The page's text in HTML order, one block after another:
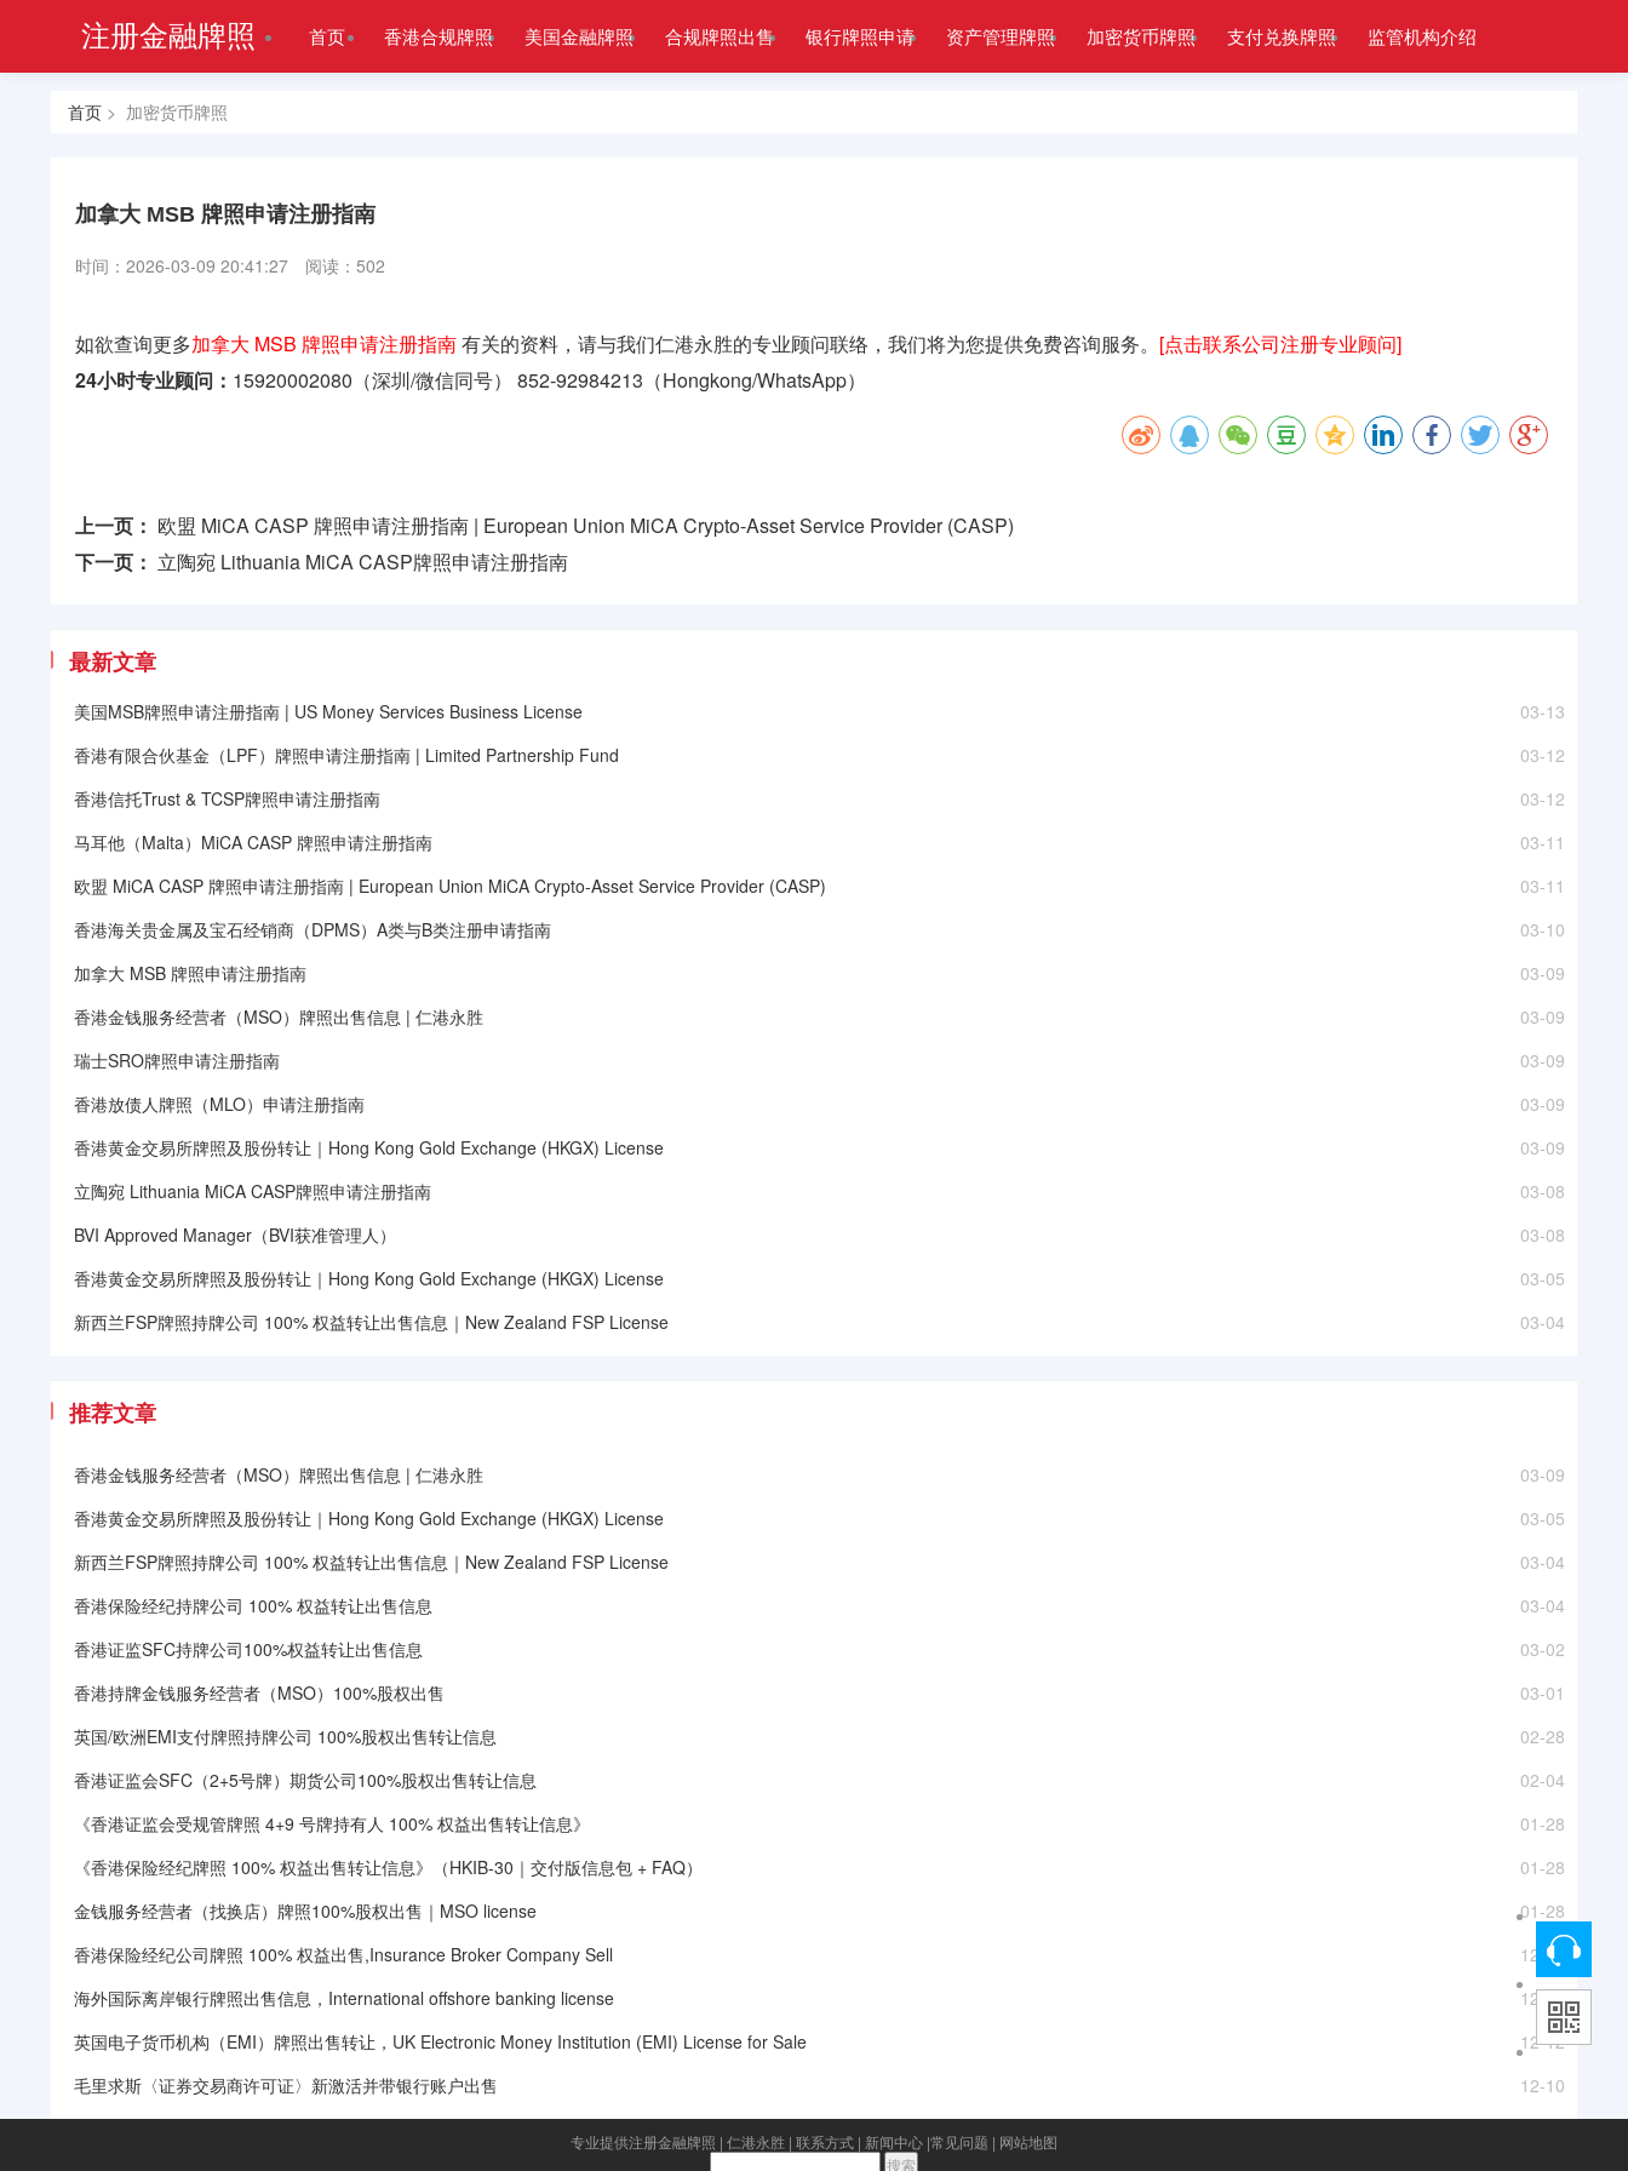
注册金融牌照 首页 香港合规牌照 美国金融牌照 合规牌照出售 银行牌照申请 资产管理牌照 加密货币牌照 支付兑换牌照 监管机构介绍
首页 > 加密货币牌照
加拿大 MSB 牌照申请注册指南
时间：2026-03-09 20:41:27 阅读：502
如欲查询更多加拿大 MSB 牌照申请注册指南有关的资料，请与我们仁港永胜的专业顾问联络，我们将为您提供免费咨询服务。 [点击联系公司注册专业顾问]
24小时专业顾问： 15920002080（深圳/微信同号） 852-92984213（Hongkong/WhatsApp）
上一页： 欧盟 MiCA CASP 牌照申请注册指南 | European Union MiCA Crypto-Asset Service Provider (CASP)
下一页： 立陶宛 Lithuania MiCA CASP牌照申请注册指南
最新文章
03-13
美国MSB牌照申请注册指南 | US Money Services Business License
03-12
香港有限合伙基金（LPF）牌照申请注册指南 | Limited Partnership Fund
03-12
香港信托Trust & TCSP牌照申请注册指南
03-11
马耳他（Malta）MiCA CASP 牌照申请注册指南
03-11
欧盟 MiCA CASP 牌照申请注册指南 | European Union MiCA Crypto-Asset Service Provider (CASP)
03-10
香港海关贵金属及宝石经销商（DPMS）A类与B类注册申请指南
03-09
加拿大 MSB 牌照申请注册指南
03-09
香港金钱服务经营者（MSO）牌照出售信息 | 仁港永胜
03-09
瑞士SRO牌照申请注册指南
03-09
香港放债人牌照（MLO）申请注册指南
03-09
香港黄金交易所牌照及股份转让｜Hong Kong Gold Exchange (HKGX) License
03-08
立陶宛 Lithuania MiCA CASP牌照申请注册指南
03-08
BVI Approved Manager（BVI获准管理人）
03-05
香港黄金交易所牌照及股份转让｜Hong Kong Gold Exchange (HKGX) License
03-04
新西兰FSP牌照持牌公司 100% 权益转让出售信息｜New Zealand FSP License
推荐文章
03-09
香港金钱服务经营者（MSO）牌照出售信息 | 仁港永胜
03-05
香港黄金交易所牌照及股份转让｜Hong Kong Gold Exchange (HKGX) License
03-04
新西兰FSP牌照持牌公司 100% 权益转让出售信息｜New Zealand FSP License
03-04
香港保险经纪持牌公司 100% 权益转让出售信息
03-02
香港证监SFC持牌公司100%权益转让出售信息
03-01
香港持牌金钱服务经营者（MSO）100%股权出售
02-28
英国/欧洲EMI支付牌照持牌公司 100%股权出售转让信息
02-04
香港证监会SFC（2+5号牌）期货公司100%股权出售转让信息
01-28
《香港证监会受规管牌照 4+9 号牌持有人 100% 权益出售转让信息》
01-28
《香港保险经纪牌照 100% 权益出售转让信息》（HKIB-30｜交付版信息包 + FAQ）
01-28
金钱服务经营者（找换店）牌照100%股权出售｜MSO license
12-19
香港保险经纪公司牌照 100% 权益出售,Insurance Broker Company Sell
12-17
海外国际离岸银行牌照出售信息，International offshore banking license
12-12
英国电子货币机构（EMI）牌照出售转让，UK Electronic Money Institution (EMI) License for Sale
12-10
毛里求斯〈证券交易商许可证〉新激活并带银行账户出售
专业提供注册金融牌照 | 仁港永胜 | 联系方式 | 新闻中心 |常见问题 | 网站地图